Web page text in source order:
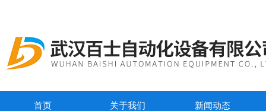
首页 关于我们 新闻动态